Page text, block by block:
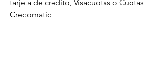
tarjeta de credito, Visacuotas o Cuotas
Credomatic.